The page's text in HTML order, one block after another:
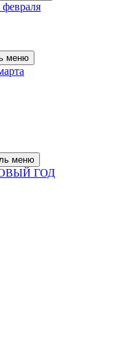
меню
меню
ГОД